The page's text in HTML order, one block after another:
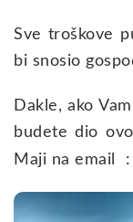
Sve troškove
bi snosio
Dakle, ako
budete dio
Maji na email :